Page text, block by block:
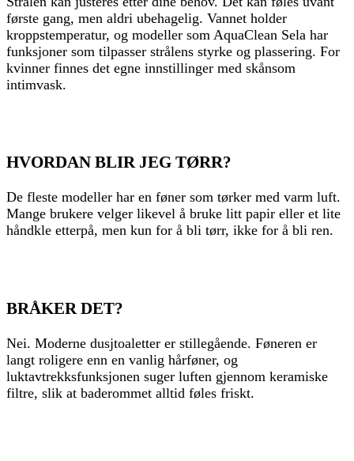
første gang, men aldri ubehagelig. Vannet holder
kroppstemperatur, og modeller som AquaClean Sela har
funksjoner som tilpasser strålens styrke og plassering. For
kvinner finnes det egne innstillinger med skånsom
intimvask.
HVORDAN BLIR JEG TØRR?
De fleste modeller har en føner som tørker med varm luft.
Mange brukere velger likevel å bruke litt papir eller et lite
håndkle etterpå, men kun for å bli tørr, ikke for å bli ren.
BRÅKER DET?
Nei. Moderne dusjtoaletter er stillegående. Føneren er
langt roligere enn en vanlig hårføner, og
luktavtrekksfunksjonen suger luften gjennom keramiske
filtre, slik at baderommet alltid føles friskt.